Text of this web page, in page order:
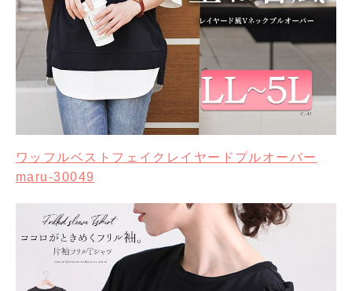
ワッフルベストフェイクレイヤードプルオーバー
maru-30049